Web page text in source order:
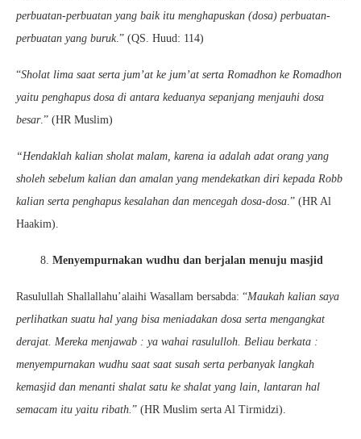
perbuatan-perbuatan yang baik itu menghapuskan (dosa) perbuatan-
perbuatan yang buruk.” (QS. Huud: 114)
“Sholat lima saat serta jum’at ke jum’at serta Romadhon ke Romadhon
yaitu penghapus dosa di antara keduanya sepanjang menjauhi dosa
besar.” (HR Muslim)
“Hendaklah kalian sholat malam, karena ia adalah adat orang yang
sholeh sebelum kalian dan amalan yang mendekatkan diri kepada Robb
kalian serta penghapus kesalahan dan mencegah dosa-dosa.” (HR Al
Haakim).
8. Menyempurnakan wudhu dan berjalan menuju masjid
Rasulullah Shallallahu’alaihi Wasallam bersabda: “Maukah kalian saya
perlihatkan suatu hal yang bisa meniadakan dosa serta mengangkat
derajat. Mereka menjawab : ya wahai rasululloh. Beliau berkata :
menyempurnakan wudhu saat saat susah serta perbanyak langkah
kemasjid dan menanti shalat satu ke shalat yang lain, lantaran hal
semacam itu yaitu ribath.” (HR Muslim serta Al Tirmidzi).